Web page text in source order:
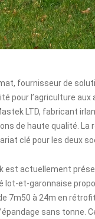
, fournisseur de
pour l’agriculture
LTD, fabricant
de haute qualité. La
clé pour les deux
est actuellement
lot-et-garonnaise
7m50 à 24m en
sans tonne.